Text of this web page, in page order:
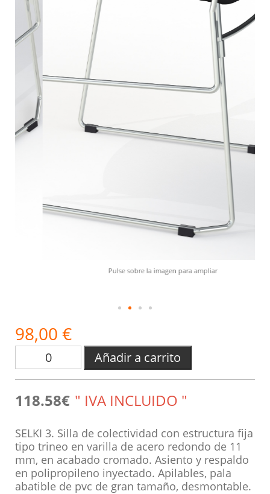
Pulse sobre la imagen para ampliar
98,00 €
Añadir a carrito
118.58€ " IVA INCLUIDO "
SELKI 3. Silla de colectividad con estructura fija
tipo trineo en varilla de acero redondo de 11
mm, en acabado cromado. Asiento y respaldo
en polipropileno inyectado. Apilables, pala
abatible de pvc de gran tamaño, desmontable.